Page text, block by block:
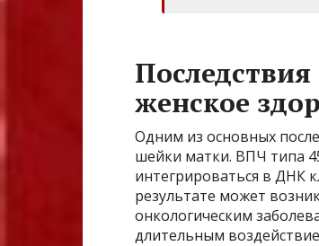
женское
Одним из основных
шейки матки. ВПЧ типа
интегрироваться в ДНК
результате может
онкологическим
длительным